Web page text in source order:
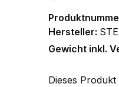
Hersteller:
Gewicht inkl.
Dieses